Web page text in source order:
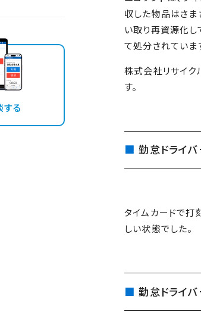
する
収した物品はさま
い取り再資源化し
て処分されていま
株式会社リサイク
す。
勤怠ドライ
タイムカードで打
しい状態でした。
勤怠ドライ